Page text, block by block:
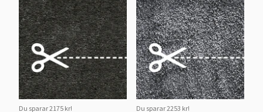
Du sparar 2175 kr! Du sparar 2253 kr!